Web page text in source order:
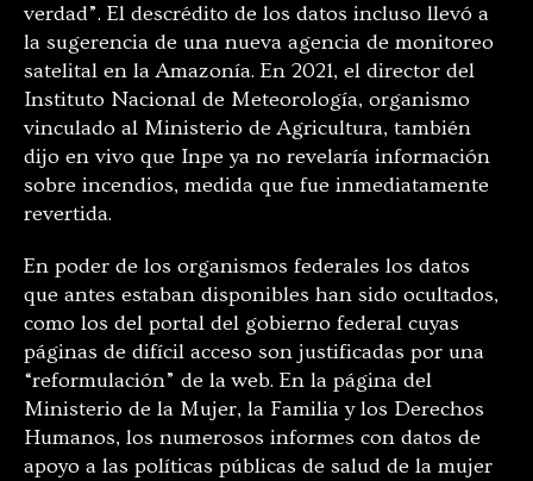
verdad”. El descrédito de los datos incluso llevó a
la sugerencia de una nueva agencia de monitoreo
satelital en la Amazonía. En 2021, el director del
Instituto Nacional de Meteorología, organismo
vinculado al Ministerio de Agricultura, también
dijo en vivo que Inpe ya no revelaría información
sobre incendios, medida que fue inmediatamente
revertida.
En poder de los organismos federales los datos
que antes estaban disponibles han sido ocultados,
como los del portal del gobierno federal cuyas
páginas de difícil acceso son justificadas por una
“reformulación” de la web. En la página del
Ministerio de la Mujer, la Familia y los Derechos
Humanos, los numerosos informes con datos de
apoyo a las políticas públicas de salud de la mujer